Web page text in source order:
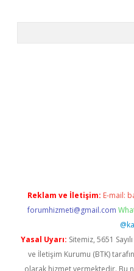
Reklam ve İletişim: E-mail:
forumhizmeti@gmail.com
Yasal Uyarı: Sitemiz, 5651
ve İletişim Kurumu (BTK)
olarak hizmet vermektedir. Bu